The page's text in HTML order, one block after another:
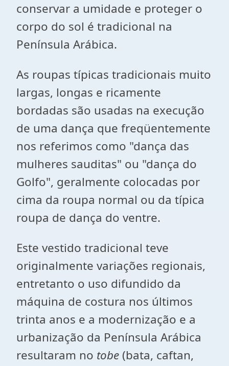
conservar a umidade e proteger o
corpo do sol é tradicional na
Península Arábica.
As roupas típicas tradicionais muito
largas, longas e ricamente
bordadas são usadas na execução
de uma dança que freqüentemente
nos referimos como "dança das
mulheres sauditas" ou "dança do
Golfo", geralmente colocadas por
cima da roupa normal ou da típica
roupa de dança do ventre.
Este vestido tradicional teve
originalmente variações regionais,
entretanto o uso difundido da
máquina de costura nos últimos
trinta anos e a modernização e a
urbanização da Península Arábica
resultaram no tobe (bata, caftan,